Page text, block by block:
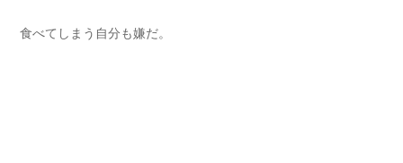
食べてしまう自分も嫌だ。